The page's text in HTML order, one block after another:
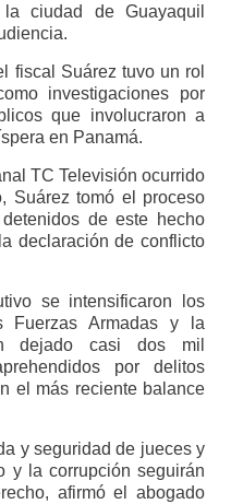
ciudad de Guayaquil
fiscal Suárez tuvo un rol
investigaciones por
que involucraron a
en Panamá.
TC Televisión ocurrido
Suárez tomó el proceso
de este hecho
declaración de conflicto
se intensificaron los
Fuerzas Armadas y la
dejado casi dos mil
por delitos
el más reciente balance
y seguridad de jueces y
y la corrupción seguirán
afirmó el abogado